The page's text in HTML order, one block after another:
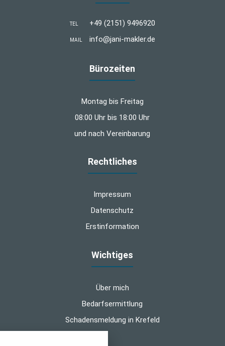
TEL +49 (2151) 9496920
MAIL info@jani-makler.de
Bürozeiten
Montag bis Freitag
08:00 Uhr bis 18:00 Uhr
und nach Vereinbarung
Rechtliches
Impressum
Datenschutz
Erstinformation
Wichtiges
Über mich
Bedarfsermittlung
Schadensmeldung in Krefeld